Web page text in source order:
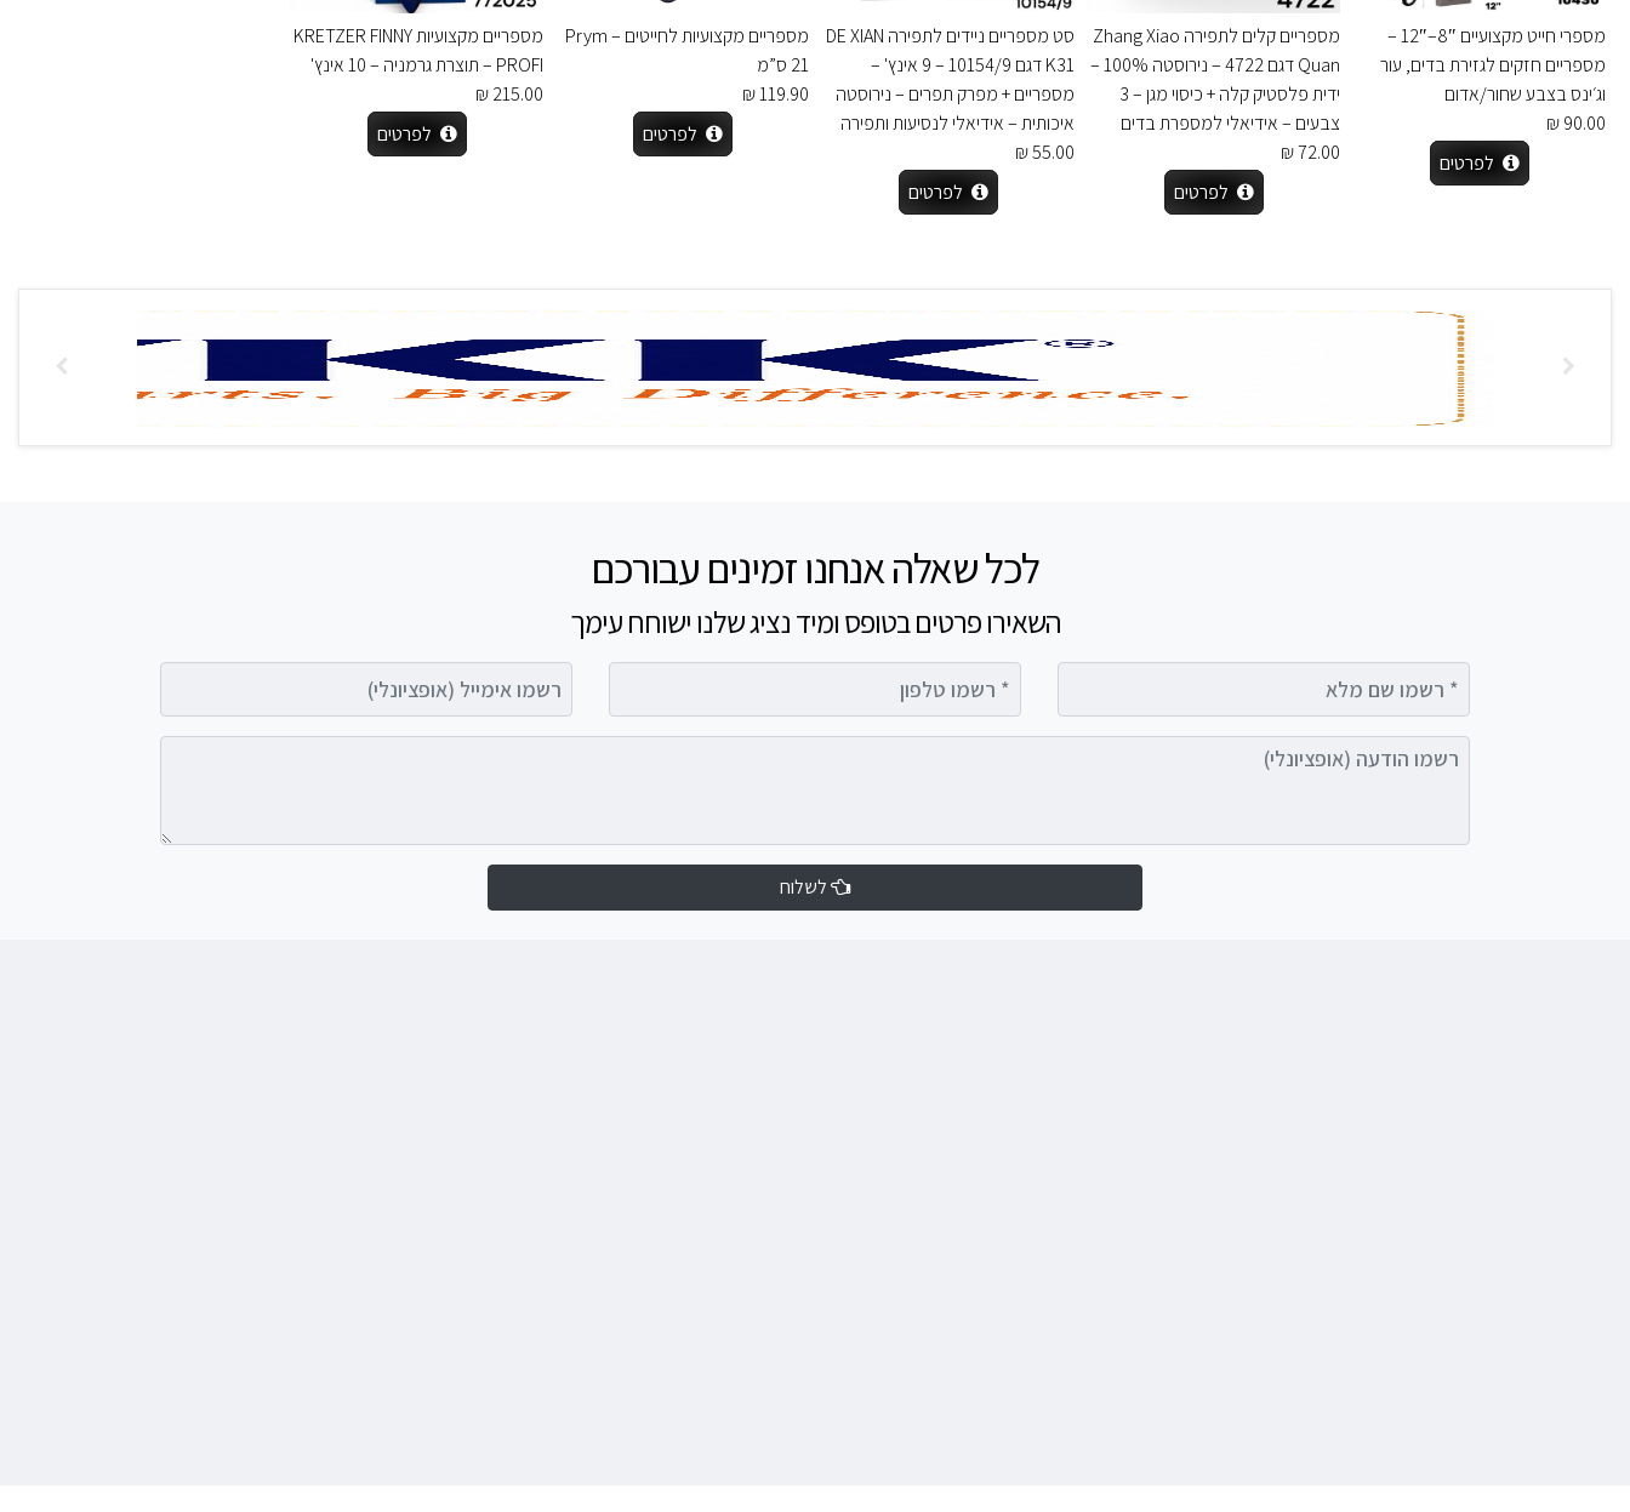
מספרי חייט מקצועיים 8″–12″ –
מספריים חזקים לגזירת בדים, עור
וג׳ינס בצבע שחור/אדום
90.00 ₪
לפרטים
מספריים קלים לתפירה Zhang Xiao
Quan דגם 4722 – נירוסטה 100% –
ידית פלסטיק קלה + כיסוי מגן – 3
צבעים – אידיאלי למספרת בדים
72.00 ₪
לפרטים
סט מספריים ניידים לתפירה DE XIAN
K31 דגם 10154/9 – 9 אינץ' –
מספריים + מפרק תפרים – נירוסטה
איכותית – אידיאלי לנסיעות ותפירה
55.00 ₪
לפרטים
מספריים מקצועיות לחייטים – Prym
21 ס”מ
119.90 ₪
לפרטים
מספריים מקצועיות KRETZER FINNY
PROFI – תוצרת גרמניה – 10 אינץ'
215.00 ₪
לפרטים
לכל שאלה אנחנו זמינים עבורכם
השאירו פרטים בטופס ומיד נציג שלנו ישוחח עימך
רשמו הודעה (אופציונלי)
לשלוח